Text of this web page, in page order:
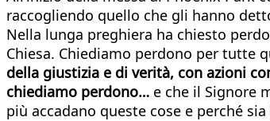
raccogliendo quello che gli hanno
Nella lunga preghiera ha chiesto
Chiesa. Chiediamo perdono per tutte
della giustizia e di verità, con azioni
chiediamo perdono… e che il Signore
più accadano queste cose e perché